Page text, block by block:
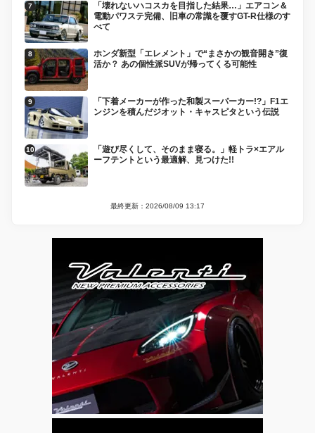
「壊れないハコスカを目指した結果…」エアコン＆
電動パワステ完備、旧車の常識を覆すGT-R仕様のす
べて
ホンダ新型「エレメント」で“まさかの観音開き”復
活か？ あの個性派SUVが帰ってくる可能性
「下着メーカーが作った和製スーパーカー!?」F1エ
ンジンを積んだジオット・キャスピタという伝説
「遊び尽くして、そのまま寝る。」軽トラ×エアル
ーフテントという最適解、見つけた!!
最終更新：2026/08/09 13:17